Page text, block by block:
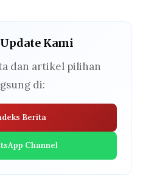
Kami
dan artikel pilihan
di:
Berita
Channel